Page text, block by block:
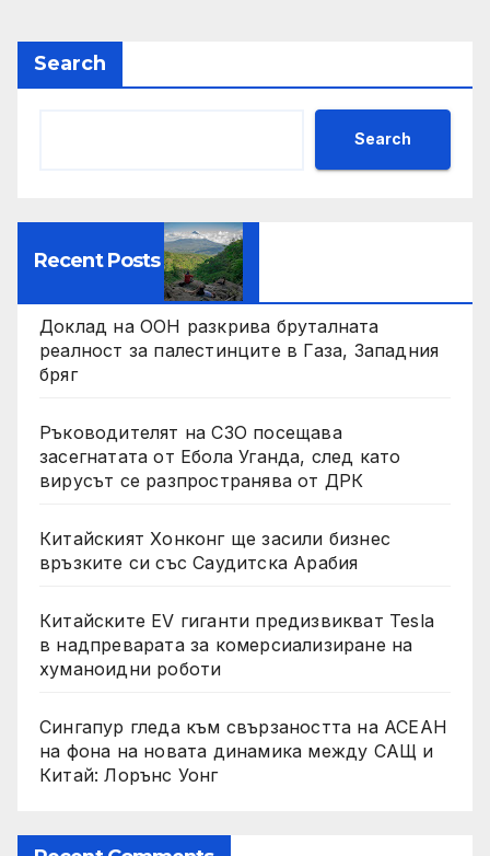
Search
Search
Recent Posts
Доклад на ООН разкрива бруталната
реалност за палестинците в Газа, Западния
бряг
Ръководителят на СЗО посещава
засегнатата от Ебола Уганда, след като
вирусът се разпространява от ДРК
Китайският Хонконг ще засили бизнес
връзките си със Саудитска Арабия
Китайските EV гиганти предизвикват Tesla
в надпреварата за комерсиализиране на
хуманоидни роботи
Сингапур гледа към свързаността на АСЕАН
на фона на новата динамика между САЩ и
Китай: Лорънс Уонг